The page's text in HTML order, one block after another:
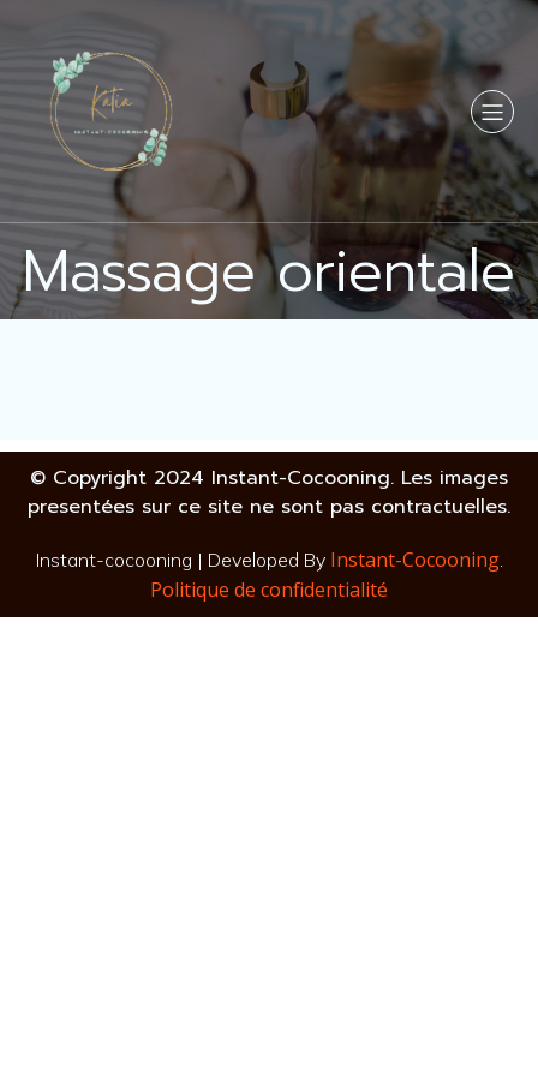
Massage orientale
© Copyright 2024 Instant-Cocooning. Les images
presentées sur ce site ne sont pas contractuelles.
Instant-cocooning | Developed By Instant-Cocooning.
Politique de confidentialité